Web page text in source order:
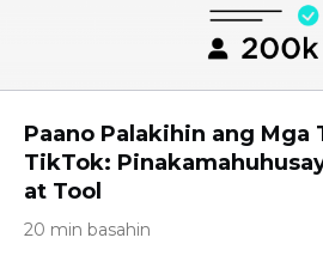
Paano Palakihin ang Mga
TikTok:
at Tool
20 min basahin